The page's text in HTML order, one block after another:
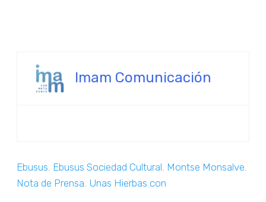
Imam Comunicación
Ebusus, Ebusus Sociedad Cultural, Montse Monsalve,
Nota de Prensa, Unas Hierbas con